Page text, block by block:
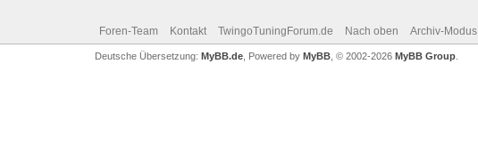
Foren-Team Kontakt TwingoTuningForum.de Nach oben Archiv-Modus
Deutsche Übersetzung: MyBB.de, Powered by MyBB, © 2002-2026 MyBB Group.